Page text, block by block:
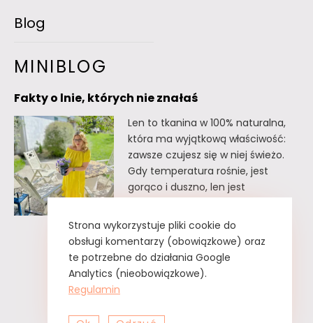
Blog
MINIBLOG
Fakty o lnie, których nie znałaś
Len to tkanina w 100% naturalna,
która ma wyjątkową właściwość:
zawsze czujesz się w niej świeżo.
Gdy temperatura rośnie, jest
gorąco i duszno, len jest
faktów o lnie, których
prawdopodobnie nie znałaś. Fakty
o lnie, których nie znałaś Lnu nie
trzeba prasować. Wystarczy tzw.
Strona wykorzystuje pliki cookie do
obsługi komentarzy (obowiązkowe) oraz
te potrzebne do działania Google
Analytics (nieobowiązkowe).
Regulamin